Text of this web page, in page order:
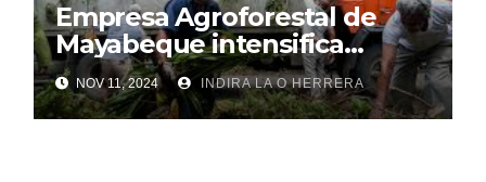
Empresa Agroforestal de
Mayabeque intensifica
labores de recuperación
(+Audio)
NOV 11, 2024 INDIRA LA O HERRERA